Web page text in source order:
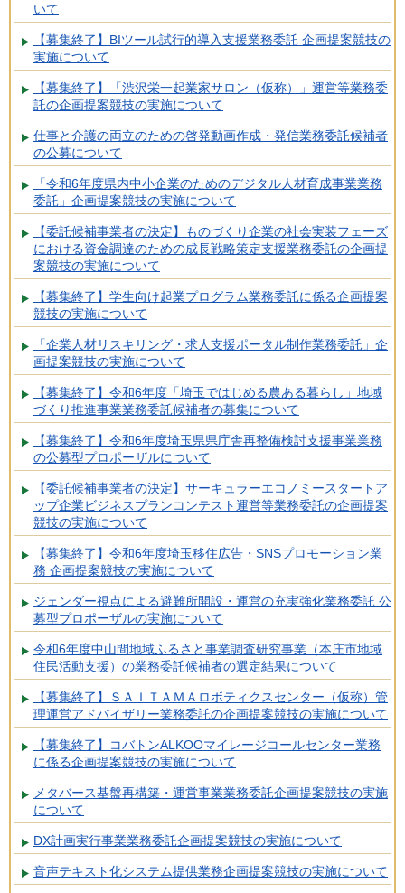
いて
【募集終了】BIツール試行的導入支援業務委託 企画提案競技の
実施について
【募集終了】「渋沢栄一起業家サロン（仮称）」運営等業務委
託の企画提案競技の実施について
仕事と介護の両立のための啓発動画作成・発信業務委託候補者
の公募について
「令和6年度県内中小企業のためのデジタル人材育成事業業務
委託」企画提案競技の実施について
【委託候補事業者の決定】ものづくり企業の社会実装フェーズ
における資金調達のための成長戦略策定支援業務委託の企画提
案競技の実施について
【募集終了】学生向け起業プログラム業務委託に係る企画提案
競技の実施について
「企業人材リスキリング・求人支援ポータル制作業務委託」企
画提案競技の実施について
【募集終了】令和6年度「埼玉ではじめる農ある暮らし」地域
づくり推進事業業務委託候補者の募集について
【募集終了】令和6年度埼玉県県庁舎再整備検討支援事業業務
の公募型プロポーザルについて
【委託候補事業者の決定】サーキュラーエコノミースタートア
ップ企業ビジネスプランコンテスト運営等業務委託の企画提案
競技の実施について
【募集終了】令和6年度埼玉移住広告・SNSプロモーション業
務 企画提案競技の実施について
ジェンダー視点による避難所開設・運営の充実強化業務委託 公
募型プロポーザルの実施について
令和6年度中山間地域ふるさと事業調査研究事業（本庄市地域
住民活動支援）の業務委託候補者の選定結果について
【募集終了】ＳＡＩＴＡＭＡロボティクスセンター（仮称）管
理運営アドバイザリー業務委託の企画提案競技の実施について
【募集終了】コバトンALKOOマイレージコールセンター業務
に係る企画提案競技の実施について
メタバース基盤再構築・運営事業業務委託企画提案競技の実施
について
DX計画実行事業業務委託企画提案競技の実施について
音声テキスト化システム提供業務企画提案競技の実施について